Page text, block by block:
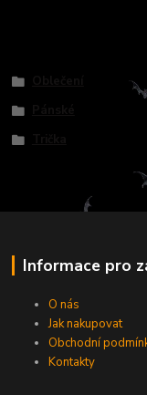
Informace pro
O nás
Jak nakupovat
Obchodní
Kontakty